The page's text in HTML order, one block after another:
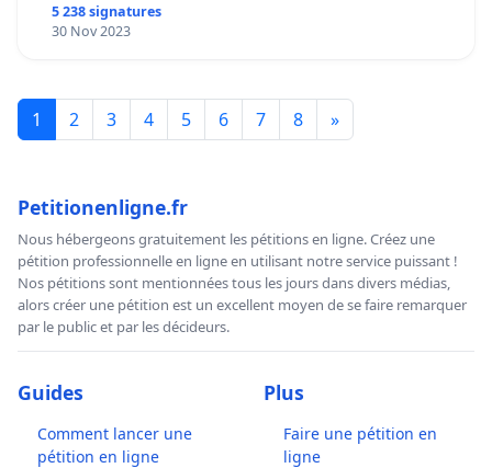
5 238 signatures
30 Nov 2023
1 2 3 4 5 6 7 8 »
Petitionenligne.fr
Nous hébergeons gratuitement les pétitions en ligne. Créez une
pétition professionnelle en ligne en utilisant notre service puissant !
Nos pétitions sont mentionnées tous les jours dans divers médias,
alors créer une pétition est un excellent moyen de se faire remarquer
par le public et par les décideurs.
Guides
Comment lancer une
pétition en ligne
Plus
Faire une pétition en
ligne